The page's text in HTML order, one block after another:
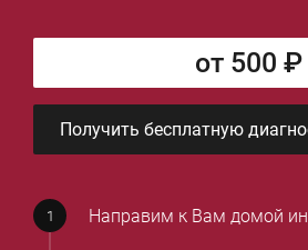
от 500 ₽
Получить бесплатную
Направим к Вам домой